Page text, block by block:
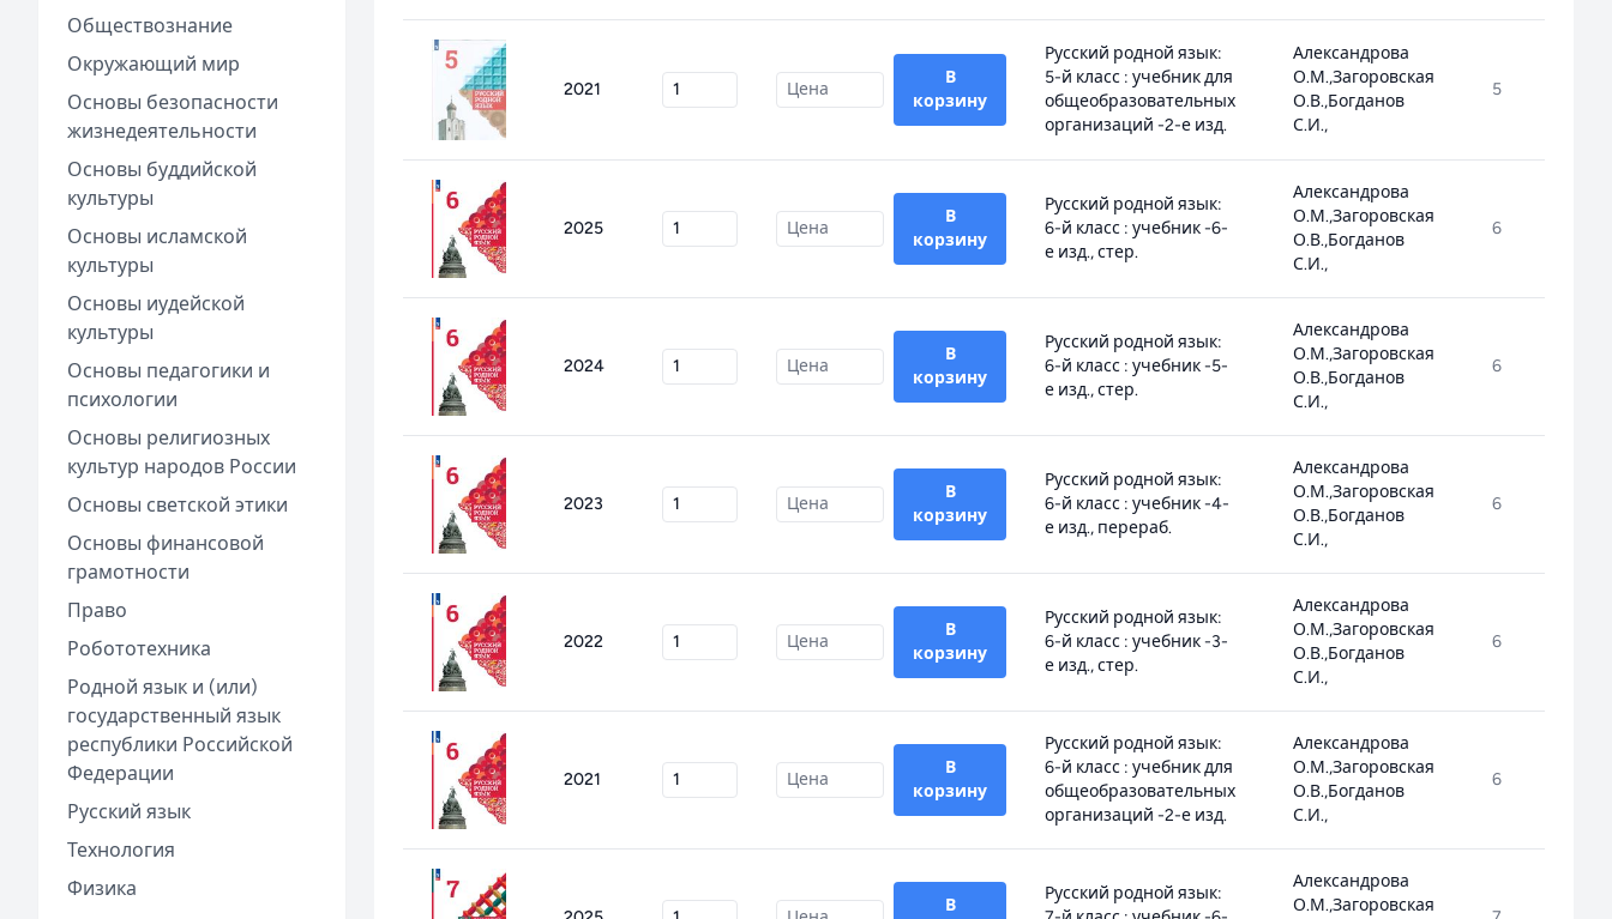
Обществознание
Окружающий мир
Основы безопасности
жизнедеятельности
Основы буддийской
культуры
Основы исламской
культуры
Основы иудейской
культуры
Основы педагогики и
психологии
Основы религиозных
культур народов России
Основы светской этики
Основы финансовой
грамотности
Право
Робототехника
Родной язык и (или)
государственный язык
республики Российской
Федерации
Русский язык
Технология
Физика
2021
В
корзину
Русский родной язык:
5-й класс : учебник для
общеобразовательных
организаций -2-е изд.
Александрова
О.М.,Загоровская
О.В.,Богданов
С.И.,
5
2025
В
корзину
Русский родной язык:
6-й класс : учебник -6-
е изд., стер.
Александрова
О.М.,Загоровская
О.В.,Богданов
С.И.,
6
2024
В
корзину
Русский родной язык:
6-й класс : учебник -5-
е изд., стер.
Александрова
О.М.,Загоровская
О.В.,Богданов
С.И.,
6
2023
В
корзину
Русский родной язык:
6-й класс : учебник -4-
е изд., перераб.
Александрова
О.М.,Загоровская
О.В.,Богданов
С.И.,
6
2022
В
корзину
Русский родной язык:
6-й класс : учебник -3-
е изд., стер.
Александрова
О.М.,Загоровская
О.В.,Богданов
С.И.,
6
2021
В
корзину
Русский родной язык:
6-й класс : учебник для
общеобразовательных
организаций -2-е изд.
Александрова
О.М.,Загоровская
О.В.,Богданов
С.И.,
6
В
Русский родной язык:
Александрова
О.М.,Загоровская